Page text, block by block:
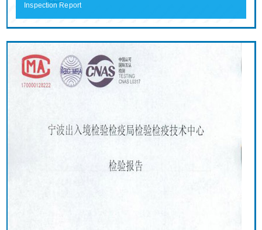
Inspection Report